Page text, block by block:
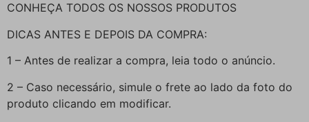
CONHEÇA TODOS OS NOSSOS PRODUTOS
DICAS ANTES E DEPOIS DA COMPRA:
1 – Antes de realizar a compra, leia todo o anúncio.
2 – Caso necessário, simule o frete ao lado da foto do
produto clicando em modificar.